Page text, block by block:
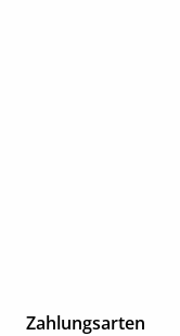
Zahlungsarten